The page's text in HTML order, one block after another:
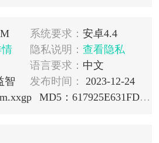
系统要求： 安卓4.4
隐私说明： 查看隐私
语言要求： 中文
智 发布时间：
2023-12-24
MD5：617925E631FD290EB62C9FF57CCEBB9A